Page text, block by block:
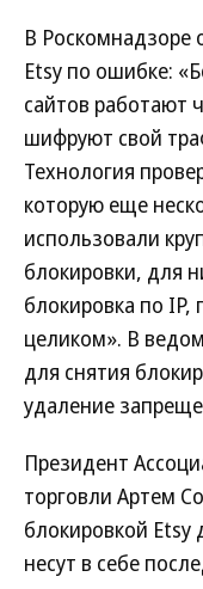
В Роскомнадзоре
Etsy по ошибке:
сайтов работают
шифруют свой
Технология
которую еще
использовали
блокировки, для
блокировка по IP,
целиком». В
для снятия
удаление
Президент
торговли Артем
блокировкой Etsy
несут в себе